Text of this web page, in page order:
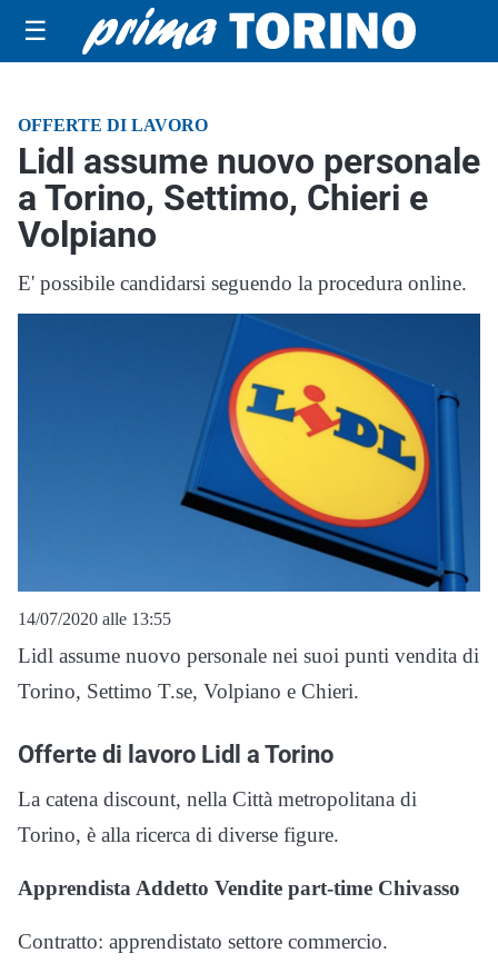
☰
OFFERTE DI LAVORO
Lidl assume nuovo personale
a Torino, Settimo, Chieri e
Volpiano
E' possibile candidarsi seguendo la procedura online.
14/07/2020 alle 13:55
Lidl assume nuovo personale nei suoi punti vendita di
Torino, Settimo T.se, Volpiano e Chieri.
Offerte di lavoro Lidl a Torino
La catena discount, nella Città metropolitana di
Torino, è alla ricerca di diverse figure.
Apprendista Addetto Vendite part-time Chivasso
Contratto: apprendistato settore commercio.